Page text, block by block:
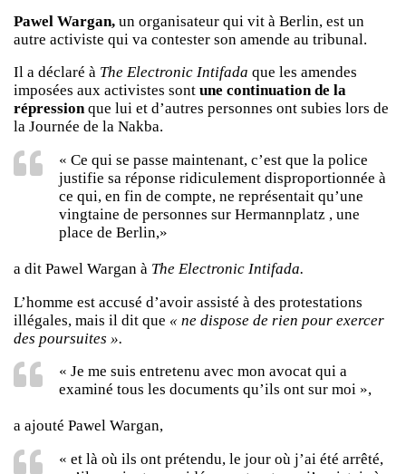
Pawel Wargan, un organisateur qui vit à Berlin, est un
autre activiste qui va contester son amende au tribunal.
Il a déclaré à The Electronic Intifada que les amendes
imposées aux activistes sont une continuation de la
répressionque lui et d’autres personnes ont subies lors de
la Journée de la Nakba.
« Ce qui se passe maintenant, c’est que la police
justifie sa réponse ridiculement disproportionnée à
ce qui, en fin de compte, ne représentait qu’une
vingtaine de personnes sur Hermannplatz , une
place de Berlin,»
a dit Pawel Wargan à The Electronic Intifada.
L’homme est accusé d’avoir assisté à des protestations
illégales, mais il dit que « ne dispose de rien pour exercer
des poursuites ».
« Je me suis entretenu avec mon avocat qui a
examiné tous les documents qu’ils ont sur moi »,
a ajouté Pawel Wargan,
« et là où ils ont prétendu, le jour où j’ai été arrêté,